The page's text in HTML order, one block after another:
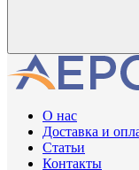
О нас
Доставка и
Статьи
Контакты